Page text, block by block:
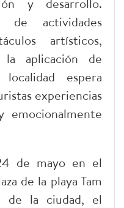
de actividades
artísticos,
la aplicación de
espera
experiencias
emocionalmente
de mayo en el
de la playa Tam
de la ciudad, el